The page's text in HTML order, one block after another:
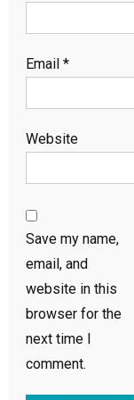
Email *
Website
Save my name,
email, and
website in this
browser for the
next time I
comment.